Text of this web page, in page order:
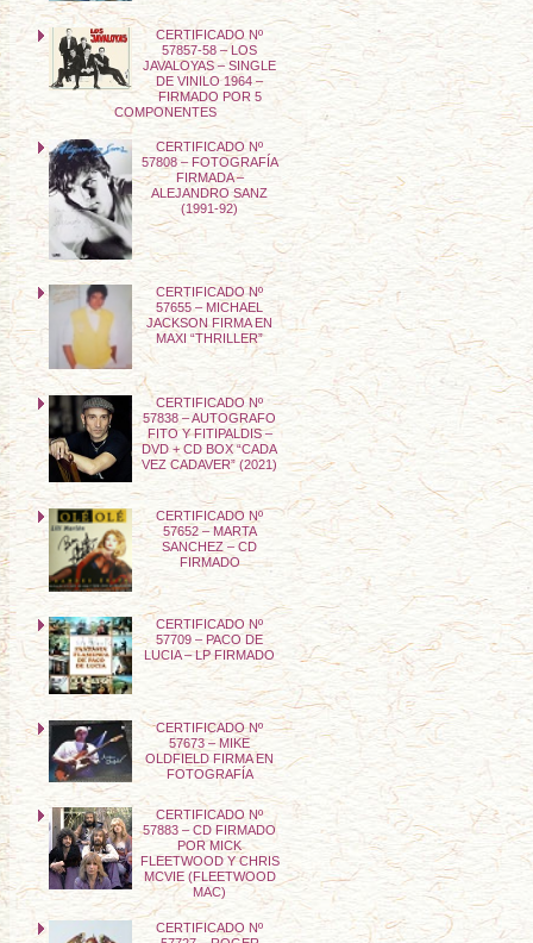
CERTIFICADO Nº
57857-58 – LOS
JAVALOYAS – SINGLE
DE VINILO 1964 –
FIRMADO POR 5
COMPONENTES
CERTIFICADO Nº
57808 – FOTOGRAFÍA
FIRMADA –
ALEJANDRO SANZ
(1991-92)
CERTIFICADO Nº
57655 – MICHAEL
JACKSON FIRMA EN
MAXI “THRILLER”
CERTIFICADO Nº
57838 – AUTOGRAFO
FITO Y FITIPALDIS –
DVD + CD BOX “CADA
VEZ CADAVER” (2021)
CERTIFICADO Nº
57652 – MARTA
SANCHEZ – CD
FIRMADO
CERTIFICADO Nº
57709 – PACO DE
LUCIA – LP FIRMADO
CERTIFICADO Nº
57673 – MIKE
OLDFIELD FIRMA EN
FOTOGRAFÍA
CERTIFICADO Nº
57883 – CD FIRMADO
POR MICK
FLEETWOOD Y CHRIS
MCVIE (FLEETWOOD
MAC)
CERTIFICADO Nº